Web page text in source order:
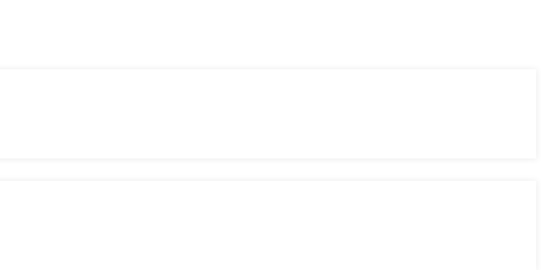
sans complications.
du marché.
des plateformes et des dApps.